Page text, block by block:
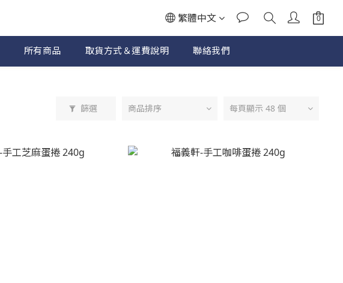
繁體中文
所有商品 取貨方式＆運費說明 聯絡我們
篩選 商品排序 每頁顯示 48 個